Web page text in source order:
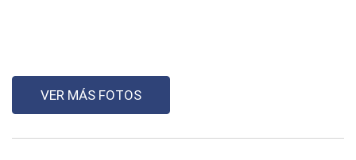
VER MÁS FOTOS